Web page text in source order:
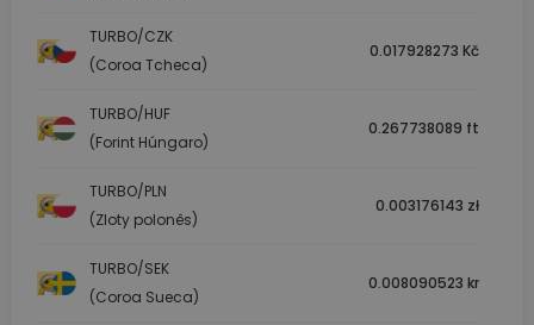
TURBO/CZK
(Coroa Tcheca)
0.017928273 Kč
TURBO/HUF
(Forint Húngaro)
0.267738089 ft
TURBO/PLN
(Zloty polonês)
0.003176143 zł
TURBO/SEK
(Coroa Sueca)
0.008090523 kr